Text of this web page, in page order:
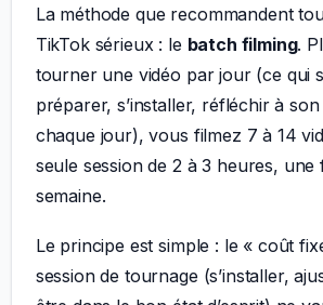
La méthode que recommandent
TikTok sérieux : le batch filming.
tourner une vidéo par jour (ce qui
préparer, s’installer, réfléchir à
chaque jour), vous filmez 7 à 14
seule session de 2 à 3 heures, une
semaine.
Le principe est simple : le « coût
session de tournage (s’installer,